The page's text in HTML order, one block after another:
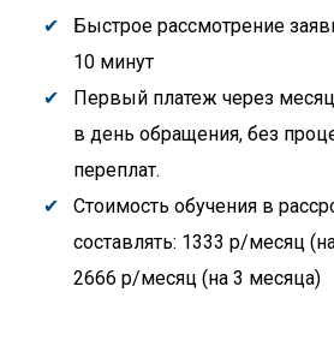
Быстрое рассмотрение
10 минут
Первый платеж через
в день обращения, без
переплат.
Стоимость обучения в
составлять: 1333 р/месяц
2666 р/месяц (на 3 месяца)